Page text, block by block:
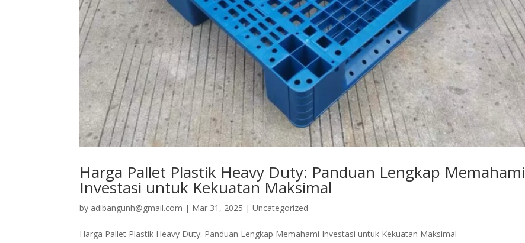
Harga Pallet Plastik Heavy Duty: Panduan Lengkap Memahami
Investasi untuk Kekuatan Maksimal
by adibangunh@gmail.com | Mar 31, 2025 |Uncategorized
Harga Pallet Plastik Heavy Duty: Panduan Lengkap Memahami Investasi untuk Kekuatan Maksimal